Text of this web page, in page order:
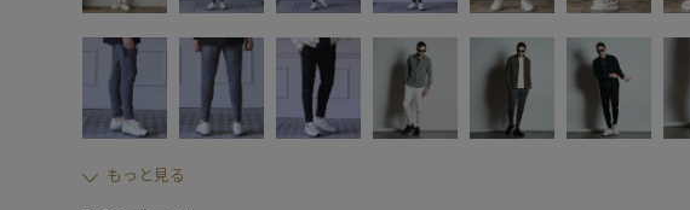
もっと見る